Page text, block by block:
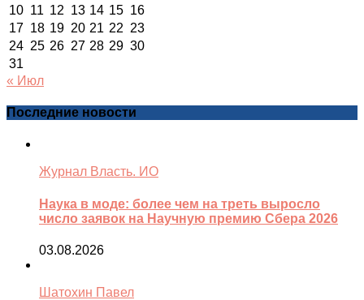
10 11 12 13 14 15 16
17 18 19 20 21 22 23
24 25 26 27 28 29 30
31
« Июл
Последние новости
Журнал Власть. ИО
Наука в моде: более чем на треть выросло
число заявок на Научную премию Сбера 2026
03.08.2026
Шатохин Павел